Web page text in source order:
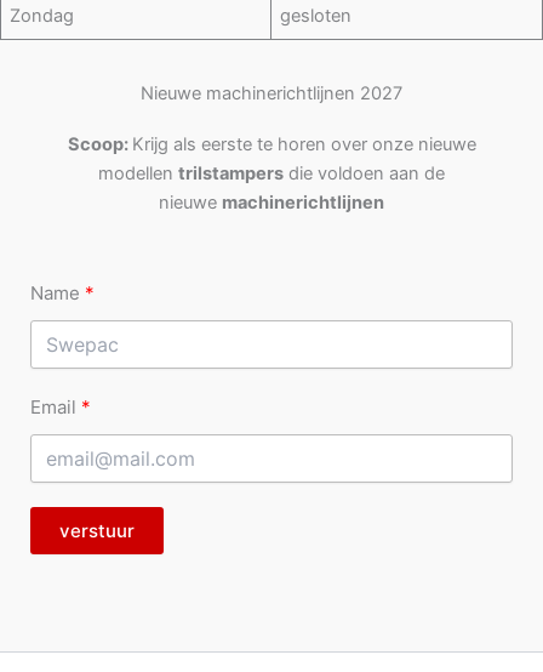
Zondag
gesloten
Nieuwe machinerichtlijnen 2027
Scoop: Krijg als eerste te horen over onze nieuwe
modellen trilstampers die voldoen aan de
nieuwe machinerichtlijnen
Name
Email
verstuur